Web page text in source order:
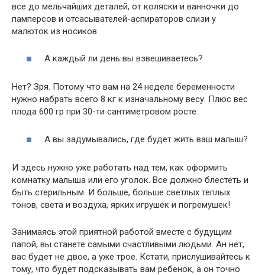
все до мельчайших деталей, от коляски и ванночки до
памперсов и отсасывателей-аспираторов слизи у
малюток из носиков.
А каждый ли день вы взвешиваетесь?
Нет? Зря. Потому что вам на 24 неделе беременности
нужно набрать всего 8 кг к изначальному весу. Плюс вес
плода 600 гр при 30-ти сантиметровом росте.
А вы задумывались, где будет жить ваш малыш?
И здесь нужно уже работать над тем, как оформить
комнатку малыша или его уголок. Все должно блестеть и
быть стерильным. И больше, больше светлых теплых
тонов, света и воздуха, ярких игрушек и погремушек!
Занимаясь этой приятной работой вместе с будущим
папой, вы станете самыми счастливыми людьми. Ан нет,
вас будет не двое, а уже трое. Кстати, прислушивайтесь к
тому, что будет подсказывать вам ребенок, а он точно